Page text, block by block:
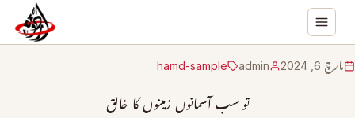
مارچ 6, 2024 admin
hamd-sample
تو سب آسمانوں زمینوں کا خالق